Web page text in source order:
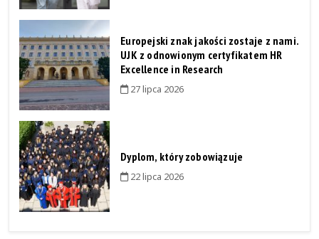
Europejski znak jakości zostaje z nami.
UJK z odnowionym certyfikatem HR
Excellence in Research
27 lipca 2026
Dyplom, który zobowiązuje
22 lipca 2026